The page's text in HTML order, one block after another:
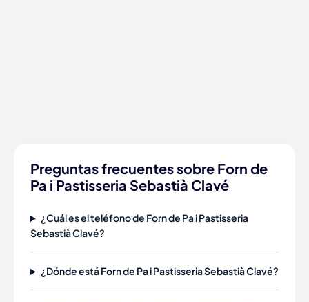
Preguntas frecuentes sobre Forn de
Pa i Pastisseria Sebastià Clavé
¿Cuál es el teléfono de Forn de Pa i Pastisseria
Sebastià Clavé?
¿Dónde está Forn de Pa i Pastisseria Sebastià Clavé?